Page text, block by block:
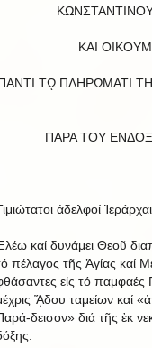
ΚΑΙ
Τῼ ΠΛΗΡΩΜΑΤΙ
ΠΑΡΑ ΤΟΥ
ἀδελφοί
καί δυνάμει Θεοῦ
πέλαγος τῆς Ἁγίας καί
εἰς τό
ᾍδου ταμείων καί
δεισον» διά τῆς ἐκ